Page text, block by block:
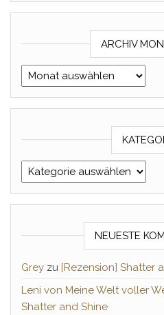
ARCHIV
Archiv Monat/Jahr
Kategorien
NEUESTE
Grey zu [Rezension] Shatter
Leni von Meine Welt voller
Shatter and Shine